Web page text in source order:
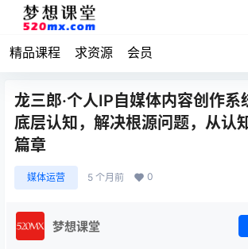
精品课程 求资源 会员
龙三郎·个人IP自媒体内容创作
底层认知，解决根源问题，从认
篇章
媒体运营 5 个月前 0
梦想课堂